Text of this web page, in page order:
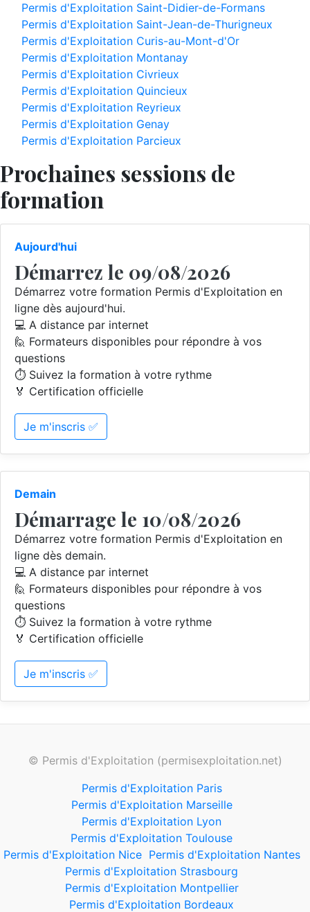
Permis d'Exploitation Saint-Didier-de-Formans
Permis d'Exploitation Saint-Jean-de-Thurigneux
Permis d'Exploitation Curis-au-Mont-d'Or
Permis d'Exploitation Montanay
Permis d'Exploitation Civrieux
Permis d'Exploitation Quincieux
Permis d'Exploitation Reyrieux
Permis d'Exploitation Genay
Permis d'Exploitation Parcieux
Prochaines sessions de
formation
Aujourd'hui
Démarrez le 09/08/2026
Démarrez votre formation Permis d'Exploitation en
ligne dès aujourd'hui.
💻 A distance par internet
🙋 Formateurs disponibles pour répondre à vos
questions
⏱️ Suivez la formation à votre rythme
🏅 Certification officielle
Je m'inscris ✅
Demain
Démarrage le 10/08/2026
Démarrez votre formation Permis d'Exploitation en
ligne dès demain.
💻 A distance par internet
🙋 Formateurs disponibles pour répondre à vos
questions
⏱️ Suivez la formation à votre rythme
🏅 Certification officielle
Je m'inscris ✅
© Permis d'Exploitation (permisexploitation.net)
Permis d'Exploitation Paris
Permis d'Exploitation Marseille
Permis d'Exploitation Lyon
Permis d'Exploitation Toulouse
Permis d'Exploitation Nice Permis d'Exploitation Nantes
Permis d'Exploitation Strasbourg
Permis d'Exploitation Montpellier
Permis d'Exploitation Bordeaux